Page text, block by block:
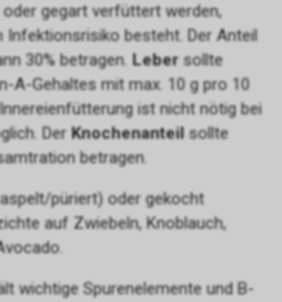
gegart verfüttert werden,
Infektionsrisiko besteht. Der Anteil
30% betragen. Leber sollte
A-Gehaltes mit max. 10 g pro 10
ist nicht nötig bei
Der Knochenanteil sollte
betragen.
püriert) oder gekocht
auf Zwiebeln, Knoblauch,
wichtige Spurenelemente und B-